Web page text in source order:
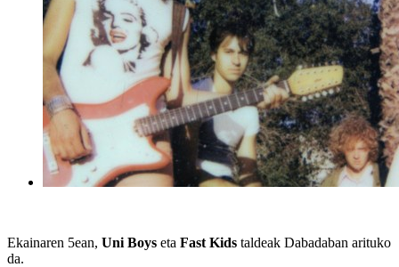
Ekainaren 5ean, Uni Boys eta Fast Kids taldeak Dabadaban arituko
da.